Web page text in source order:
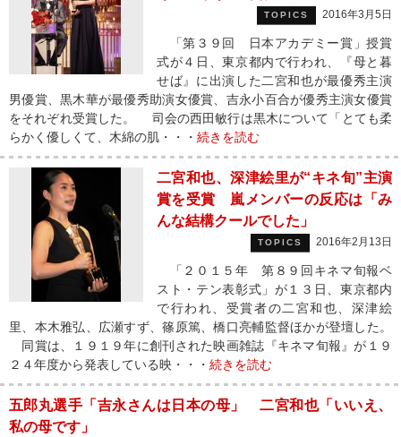
TOPICS 2016年3月5日
「第３９回 日本アカデミー賞」授賞
式が４日、東京都内で行われ、『母と暮
せば』に出演した二宮和也が最優秀主演
男優賞、黒木華が最優秀助演女優賞、吉永小百合が優秀主演女優賞
をそれぞれ受賞した。 司会の西田敏行は黒木について「とても柔
らかく優しくて、木綿の肌・・・ 続きを読む
二宮和也、深津絵里が“キネ旬”主演
賞を受賞 嵐メンバーの反応は「み
んな結構クールでした」
TOPICS 2016年2月13日
「２０１５年 第８９回キネマ旬報ベ
スト・テン表彰式」が１３日、東京都内
で行われ、受賞者の二宮和也、深津絵
里、本木雅弘、広瀬すず、篠原篤、橋口亮輔監督ほかが登壇した。
同賞は、１９１９年に創刊された映画雑誌『キネマ旬報』が１９
２４年度から発表している映・・・ 続きを読む
五郎丸選手「吉永さんは日本の母」 二宮和也「いいえ、
私の母です」